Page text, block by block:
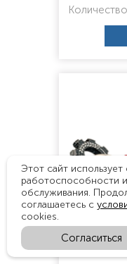
Количество
Этот сайт
работоспособности
обслуживания.
соглашаетесь с
cookies.
Согласиться